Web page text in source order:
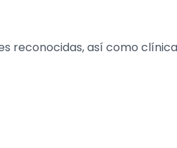
reconocidas, así como